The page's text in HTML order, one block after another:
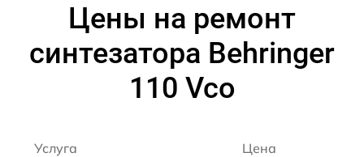
Цены на ремонт
синтезатора Behringer
110 Vco
Услуга Цена